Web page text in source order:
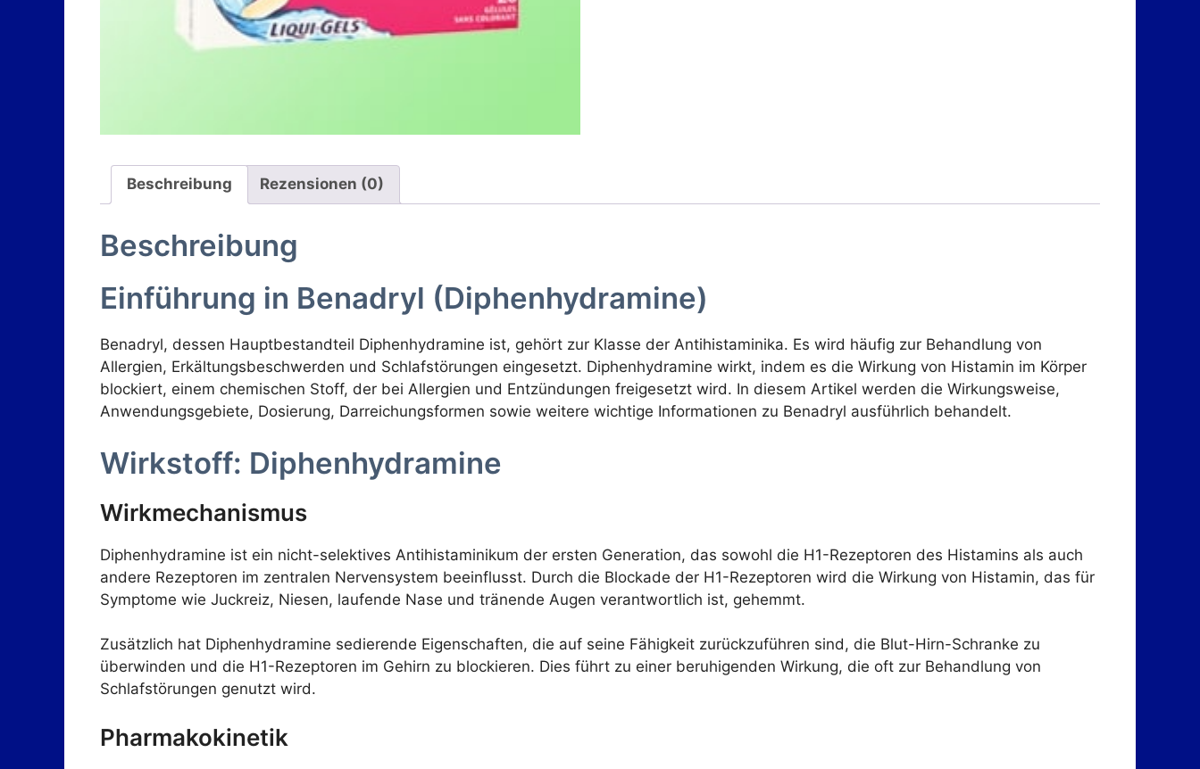
Beschreibung Rezensionen (0)
Beschreibung
Einführung in Benadryl (Diphenhydramine)
Benadryl, dessen Hauptbestandteil Diphenhydramine ist, gehört zur Klasse der Antihistaminika. Es wird häufig zur Behandlung von
Allergien, Erkältungsbeschwerden und Schlafstörungen eingesetzt. Diphenhydramine wirkt, indem es die Wirkung von Histamin im Körper
blockiert, einem chemischen Stoff, der bei Allergien und Entzündungen freigesetzt wird. In diesem Artikel werden die Wirkungsweise,
Anwendungsgebiete, Dosierung, Darreichungsformen sowie weitere wichtige Informationen zu Benadryl ausführlich behandelt.
Wirkstoff: Diphenhydramine
Wirkmechanismus
Diphenhydramine ist ein nicht-selektives Antihistaminikum der ersten Generation, das sowohl die H1-Rezeptoren des Histamins als auch
andere Rezeptoren im zentralen Nervensystem beeinflusst. Durch die Blockade der H1-Rezeptoren wird die Wirkung von Histamin, das für
Symptome wie Juckreiz, Niesen, laufende Nase und tränende Augen verantwortlich ist, gehemmt.
Zusätzlich hat Diphenhydramine sedierende Eigenschaften, die auf seine Fähigkeit zurückzuführen sind, die Blut-Hirn-Schranke zu
überwinden und die H1-Rezeptoren im Gehirn zu blockieren. Dies führt zu einer beruhigenden Wirkung, die oft zur Behandlung von
Schlafstörungen genutzt wird.
Pharmakokinetik